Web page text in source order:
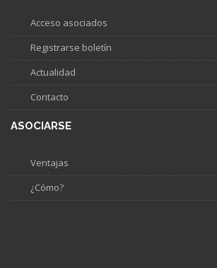
Acceso asociados
Registrarse boletín
Actualidad
Contacto
ASOCIARSE
Ventajas
¿Cómo?